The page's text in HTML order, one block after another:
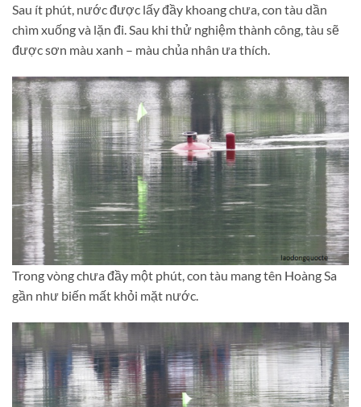
Sau ít phút, nước được lấy đầy khoang chưa, con tàu dần
chìm xuống và lặn đi. Sau khi thử nghiệm thành công, tàu sẽ
được sơn màu xanh – màu chủa nhân ưa thích.
Trong vòng chưa đầy một phút, con tàu mang tên Hoàng Sa
gần như biến mất khỏi mặt nước.